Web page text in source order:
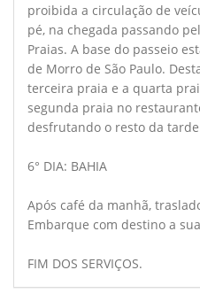
proibida a circulação de
pé, na chegada passando
Praias. A base do passeio
de Morro de São Paulo.
terceira praia e a quarta
segunda praia no
desfrutando o resto da
6° DIA: BAHIA
Após café da manhã,
Embarque com destino a
FIM DOS SERVIÇOS.